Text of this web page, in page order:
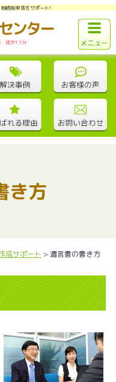
続税申告をサポート!
、徒歩13分
き方
成サポート > 遺言書の書き方